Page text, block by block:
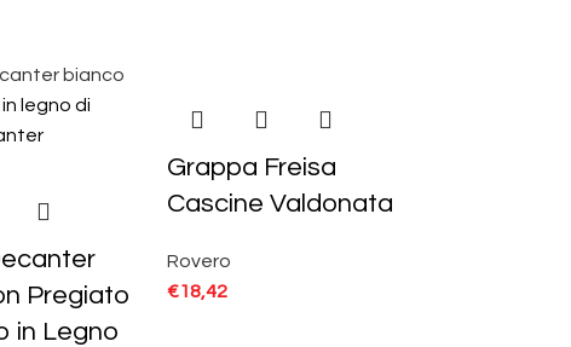
Pregiato
in Legno
Grappa Freisa
Cascine Valdonata
Rovero
€18,42